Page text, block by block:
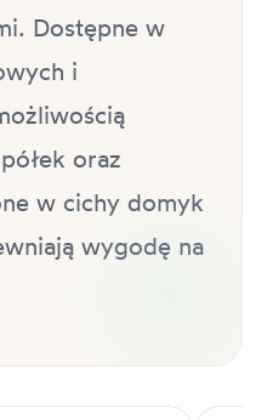
Dostępne w
i
oraz
w cichy domyk
wygodę na